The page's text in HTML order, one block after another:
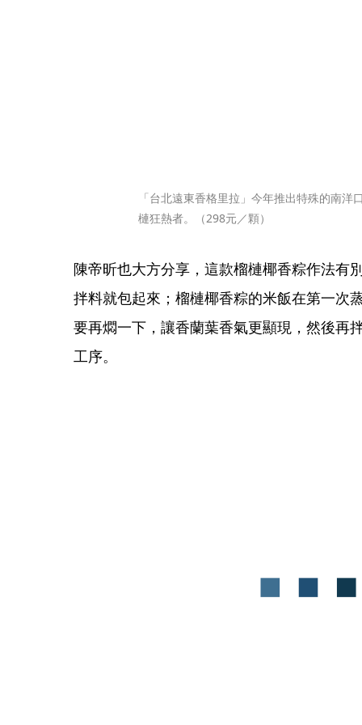
「台北遠東香格里拉」今年推出特殊的南
槤狂熱者。（298元／顆）
陳帝昕也大方分享，這款榴槤椰香粽作法有
拌料就包起來；榴槤椰香粽的米飯在第一次
要再燜一下，讓香蘭葉香氣更顯現，然後再
工序。